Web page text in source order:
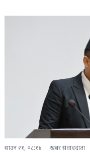
साउन २१, ०८:१४ खबर संवाददाता